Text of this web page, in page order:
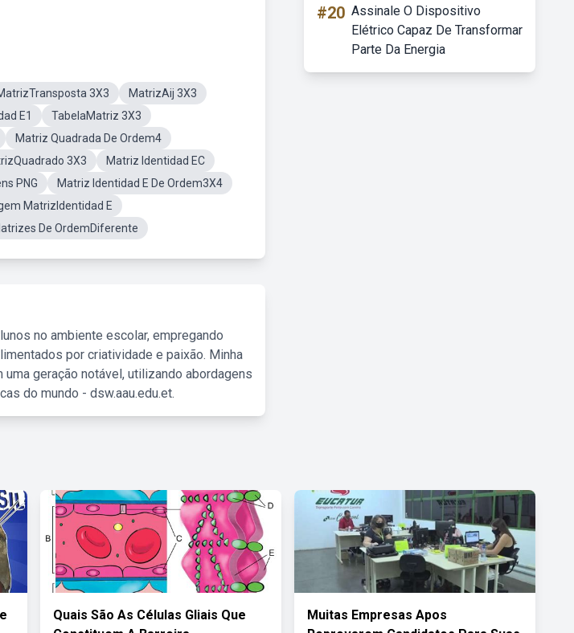
3X3
MatrizAij 3X3
E1
TabelaMatriz 3X3
Matriz Quadrada De Ordem4
3X3
Matriz Identidad EC
PNG
Matriz Identidad E De Ordem3X4
MatrizIdentidad E
De OrdemDiferente
no ambiente escolar, empregando
por criatividade e paixão. Minha
geração notável, utilizando abordagens
do mundo - dsw.aau.edu.et.
#20 Assinale O Dispositivo
Elétrico Capaz De Transformar
Parte Da Energia
Quais São As Células Gliais Que
Muitas Empresas Apos